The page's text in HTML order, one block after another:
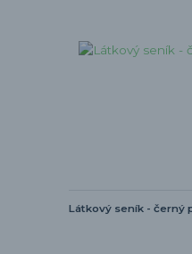
Látkový seník - černý